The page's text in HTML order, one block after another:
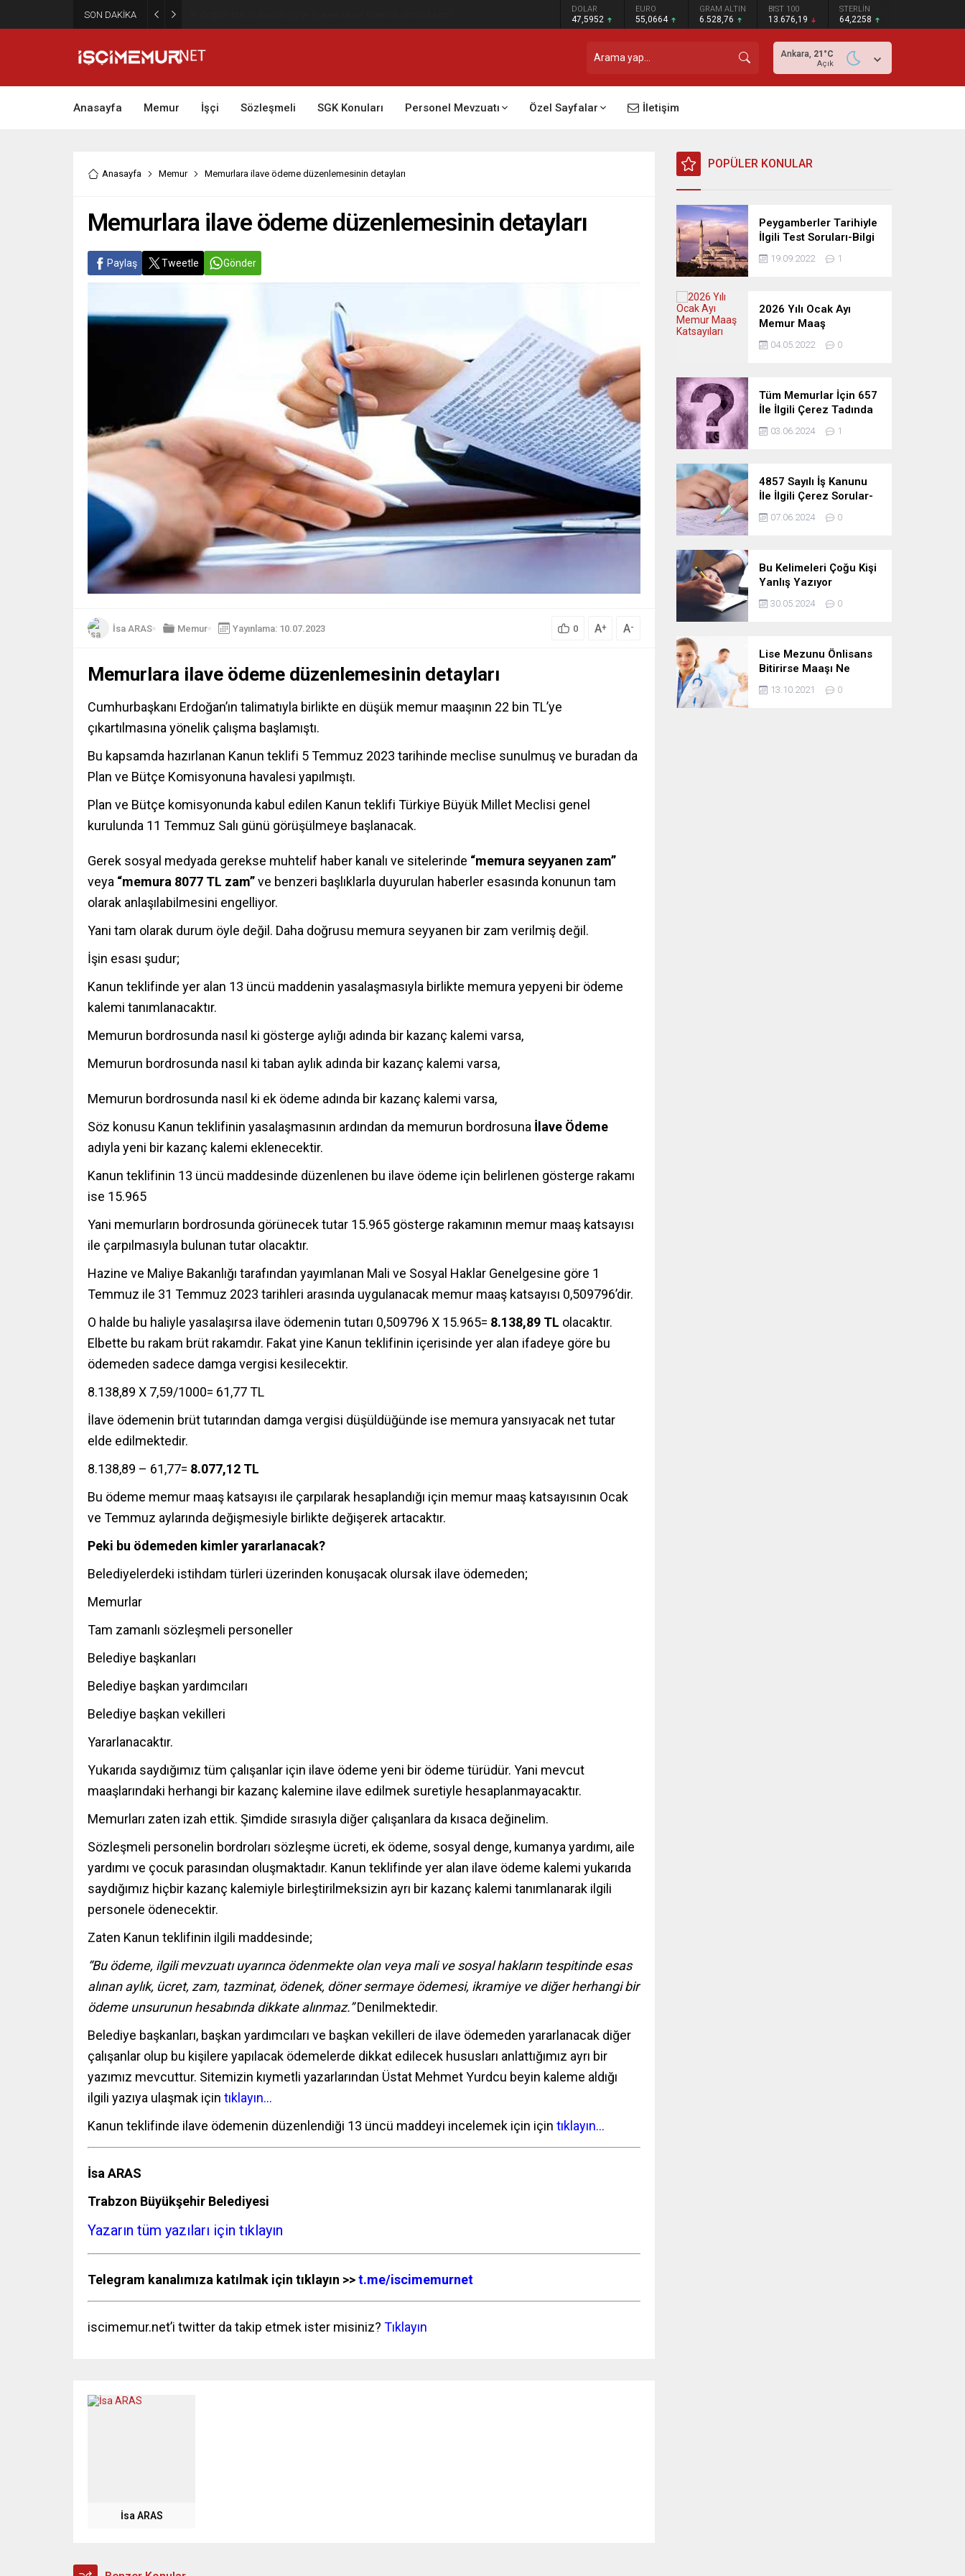
SON DAKİKA DOLAR
47,5952
EURO
55,0664
GRAM ALTIN
6.528,76
BIST 100
13.676,19
STERLİN
64,2258
Ankara, 21 °C
Açık
Anasayfa Memur İşçi Sözleşmeli SGK Konuları Personel Mevzuatı Özel Sayfalar İletişim
Anasayfa Memur Memurlara ilave ödeme düzenlemesinin detayları
Memurlara ilave ödeme düzenlemesinin detayları
Paylaş Tweetle Gönder
İsa ARAS Memur Yayınlama: 10.07.2023 0 A+ A-
Memurlara ilave ödeme düzenlemesinin detayları
Cumhurbaşkanı Erdoğan’ın talimatıyla birlikte en düşük memur maaşının 22 bin TL’ye
çıkartılmasına yönelik çalışma başlamıştı.
Bu kapsamda hazırlanan Kanun teklifi 5 Temmuz 2023 tarihinde meclise sunulmuş ve buradan da
Plan ve Bütçe Komisyonuna havalesi yapılmıştı.
Plan ve Bütçe komisyonunda kabul edilen Kanun teklifi Türkiye Büyük Millet Meclisi genel
kurulunda 11 Temmuz Salı günü görüşülmeye başlanacak.
Gerek sosyal medyada gerekse muhtelif haber kanalı ve sitelerinde “memura seyyanen zam”
veya “memura 8077 TL zam”ve benzeri başlıklarla duyurulan haberler esasında konunun tam
olarak anlaşılabilmesini engelliyor.
Yani tam olarak durum öyle değil. Daha doğrusu memura seyyanen bir zam verilmiş değil.
İşin esası şudur;
Kanun teklifinde yer alan 13 üncü maddenin yasalaşmasıyla birlikte memura yepyeni bir ödeme
kalemi tanımlanacaktır.
Memurun bordrosunda nasıl ki gösterge aylığı adında bir kazanç kalemi varsa,
Memurun bordrosunda nasıl ki taban aylık adında bir kazanç kalemi varsa,
Memurun bordrosunda nasıl ki ek ödeme adında bir kazanç kalemi varsa,
Söz konusu Kanun teklifinin yasalaşmasının ardından da memurun bordrosuna İlave Ödeme
adıyla yeni bir kazanç kalemi eklenecektir.
Kanun teklifinin 13 üncü maddesinde düzenlenen bu ilave ödeme için belirlenen gösterge rakamı
ise 15.965
Yani memurların bordrosunda görünecek tutar 15.965 gösterge rakamının memur maaş katsayısı
ile çarpılmasıyla bulunan tutar olacaktır.
Hazine ve Maliye Bakanlığı tarafından yayımlanan Mali ve Sosyal Haklar Genelgesine göre 1
Temmuz ile 31 Temmuz 2023 tarihleri arasında uygulanacak memur maaş katsayısı 0,509796’dir.
O halde bu haliyle yasalaşırsa ilave ödemenin tutarı 0,509796 X 15.965= 8.138,89 TL olacaktır.
Elbette bu rakam brüt rakamdır. Fakat yine Kanun teklifinin içerisinde yer alan ifadeye göre bu
ödemeden sadece damga vergisi kesilecektir.
8.138,89 X 7,59/1000= 61,77 TL
İlave ödemenin brüt tutarından damga vergisi düşüldüğünde ise memura yansıyacak net tutar
elde edilmektedir.
8.138,89 – 61,77= 8.077,12 TL
Bu ödeme memur maaş katsayısı ile çarpılarak hesaplandığı için memur maaş katsayısının Ocak
ve Temmuz aylarında değişmesiyle birlikte değişerek artacaktır.
Peki bu ödemeden kimler yararlanacak?
Belediyelerdeki istihdam türleri üzerinden konuşacak olursak ilave ödemeden;
Memurlar
Tam zamanlı sözleşmeli personeller
Belediye başkanları
Belediye başkan yardımcıları
Belediye başkan vekilleri
Yararlanacaktır.
Yukarıda saydığımız tüm çalışanlar için ilave ödeme yeni bir ödeme türüdür. Yani mevcut
maaşlarındaki herhangi bir kazanç kalemine ilave edilmek suretiyle hesaplanmayacaktır.
Memurları zaten izah ettik. Şimdide sırasıyla diğer çalışanlara da kısaca değinelim.
Sözleşmeli personelin bordroları sözleşme ücreti, ek ödeme, sosyal denge, kumanya yardımı, aile
yardımı ve çocuk parasından oluşmaktadır. Kanun teklifinde yer alan ilave ödeme kalemi yukarıda
saydığımız hiçbir kazanç kalemiyle birleştirilmeksizin ayrı bir kazanç kalemi tanımlanarak ilgili
personele ödenecektir.
Zaten Kanun teklifinin ilgili maddesinde;
“Bu ödeme, ilgili mevzuatı uyarınca ödenmekte olan veya mali ve sosyal hakların tespitinde esas
alınan aylık, ücret, zam, tazminat, ödenek, döner sermaye ödemesi, ikramiye ve diğer herhangi bir
ödeme unsurunun hesabında dikkate alınmaz.”Denilmektedir.
Belediye başkanları, başkan yardımcıları ve başkan vekilleri de ilave ödemeden yararlanacak diğer
çalışanlar olup bu kişilere yapılacak ödemelerde dikkat edilecek hususları anlattığımız ayrı bir
yazımız mevcuttur. Sitemizin kıymetli yazarlarından Üstat Mehmet Yurdcu beyin kaleme aldığı
ilgili yazıya ulaşmak için tıklayın…
Kanun teklifinde ilave ödemenin düzenlendiği 13 üncü maddeyi incelemek için için tıklayın…
İsa ARAS
Trabzon Büyükşehir Belediyesi
Yazarın tüm yazıları için tıklayın
Telegram kanalımıza katılmak için tıklayın >>t.me/iscimemurnet
iscimemur.net’i twitter da takip etmek ister misiniz? Tıklayın
İsa ARAS
POPÜLER KONULAR
Peygamberler Tarihiyle
İlgili Test Soruları-Bilgi
Yarışması
19.09.2022 1
2026 Yılı Ocak Ayı
Memur Maaş
Katsayıları
04.05.2022 0
Tüm Memurlar İçin 657
İle İlgili Çerez Tadında
Deneme Sınavı
03.06.2024 1
4857 Sayılı İş Kanunu
İle İlgili Çerez Sorular-
Deneme Sınavı
07.06.2024 0
Bu Kelimeleri Çoğu Kişi
Yanlış Yazıyor
30.05.2024 0
Lise Mezunu Önlisans
Bitirirse Maaşı Ne
Kadar Artar
13.10.2021 0